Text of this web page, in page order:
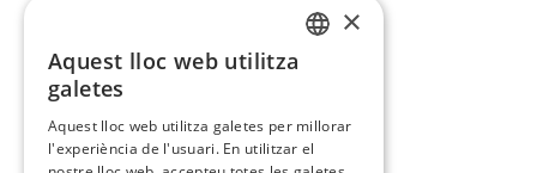
×
Aquest lloc web utilitza
galetes
Aquest lloc web utilitza galetes per millorar
l'experiència de l'usuari. En utilitzar el